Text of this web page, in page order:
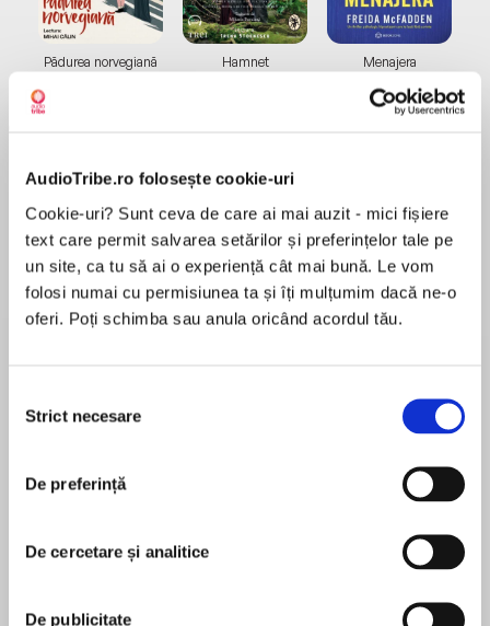
AudioTribe.ro folosește cookie-uri
Cookie-uri? Sunt ceva de care ai mai auzit - mici fișiere
text care permit salvarea setărilor și preferințelor tale pe
un site, ca tu să ai o experiență cât mai bună. Le vom
folosi numai cu permisiunea ta și îți mulțumim dacă ne-o
oferi. Poți schimba sau anula oricând acordul tău.
consimțământului
Strict necesare
De preferință
De cercetare și analitice
De publicitate
Pădurea norvegiană
Elita de Argint (Elita
de...
Dani Francis
Hamnet
Diavolul se îmbracă de
la...
Lauren Weisberger
Menajera
Migdală
Despre
O carte inspirațională, ușor de citit, veselă și
neconvențională, însă mai ales valoroasă. Elke
Wiss ne ajută să ne înțelegem mai bine pe noi
accesibilă tuturor.
Bazându-se pe învățăturile lui Socrate și ale
altor mari gânditori, Elke Wiss prezintă un set de